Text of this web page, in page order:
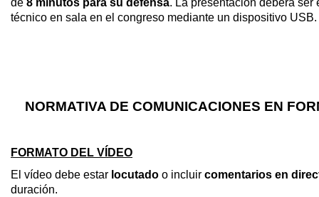
técnico en sala en el congreso mediante un dispositivo USB.
NORMATIVA DE COMUNICACIONES EN
FORMATO DEL VÍDEO
El vídeo debe estar locutado o incluir comentarios en
duración.